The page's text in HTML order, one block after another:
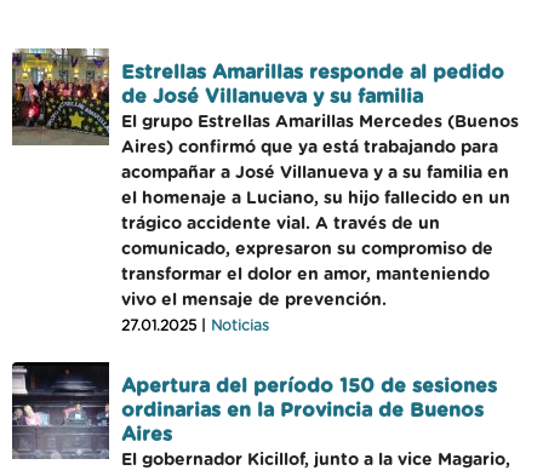
Estrellas Amarillas responde al pedido
de José Villanueva y su familia
El grupo Estrellas Amarillas Mercedes (Buenos
Aires) confirmó que ya está trabajando para
acompañar a José Villanueva y a su familia en
el homenaje a Luciano, su hijo fallecido en un
trágico accidente vial. A través de un
comunicado, expresaron su compromiso de
transformar el dolor en amor, manteniendo
vivo el mensaje de prevención.
27.01.2025 | Noticias
Apertura del período 150 de sesiones
ordinarias en la Provincia de Buenos
Aires
El gobernador Kicillof, junto a la vice Magario,